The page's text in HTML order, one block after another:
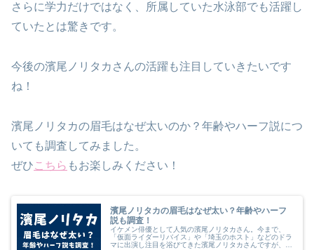
さらに学力だけではなく、所属していた水泳部でも活躍し
ていたとは驚きです。
今後の濱尾ノリタカさんの活躍も注目していきたいです
ね！
濱尾ノリタカの眉毛はなぜ太いのか？年齢やハーフ説につ
いても調査してみました。
ぜひこちら もお楽しみください！
濱尾ノリタカの眉毛はなぜ太い？年齢やハーフ
説も調査！
イケメン俳優として人気の濱尾ノリタカさん。今まで、
「仮面ライダーリバイス」や「埼玉のホスト」などのドラ
マに出演し注目を浴びてきた濱尾ノリタカさんですが、